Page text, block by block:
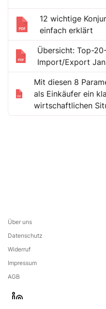
12 wichtige
einfach erklärt
Übersicht: Top-
Import/Export
Mit diesen 8
als Einkäufer ein
wirtschaftlichen
Über uns
Datenschutz
Widerruf
Impressum
AGB